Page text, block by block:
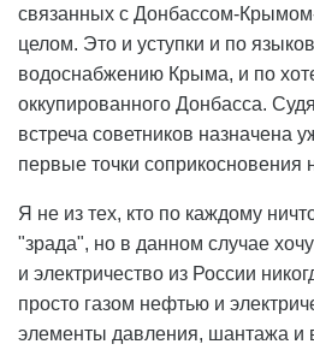
связанных с Донбассом-
целом. Это и уступки и по
водоснабжению Крыма, и по
оккупированного Донбасса.
встреча советников назначена
первые точки соприкосновения
Я не из тех, кто по каждому
"зрада", но в данном случае
и электричество из России
просто газом нефтью и
элементы давления, шантажа и